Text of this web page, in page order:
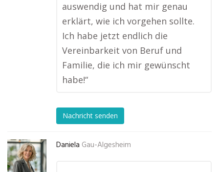
auswendig und hat mir genau
erklärt, wie ich vorgehen sollte.
Ich habe jetzt endlich die
Vereinbarkeit von Beruf und
Familie, die ich mir gewünscht
habe!“
Nachricht senden
Daniela Gau-Algesheim